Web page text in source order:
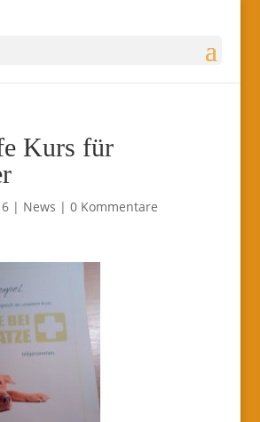
Kurs für
| News | 0 Kommentare